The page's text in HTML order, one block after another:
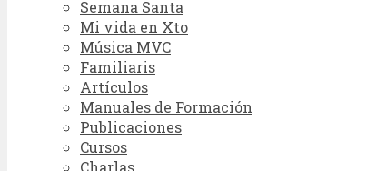
Semana Santa
Mi vida en Xto
Música MVC
Familiaris
Artículos
Manuales de Formación
Publicaciones
Cursos
Charlas